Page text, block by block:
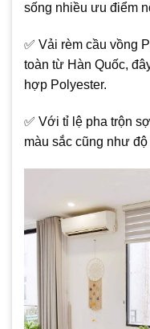
sống nhiều ưu điểm
✅ Vải rèm cầu vồng
toàn từ Hàn Quốc,
hợp Polyester.
✅ Với tỉ lệ pha trộn
màu sắc cũng như